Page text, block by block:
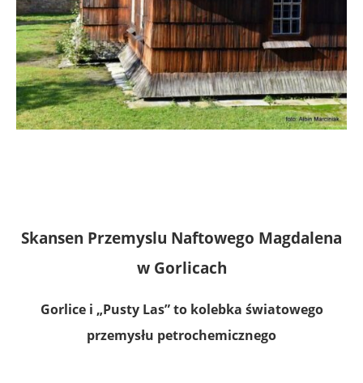
Skansen Przemyslu Naftowego Magdalena
w Gorlicach
Gorlice i „Pusty Las” to kolebka światowego
przemysłu petrochemicznego